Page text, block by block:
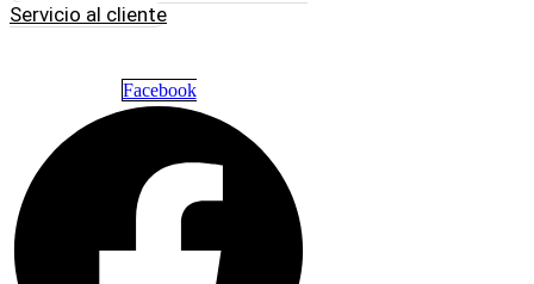
Servicio al cliente
Facebook